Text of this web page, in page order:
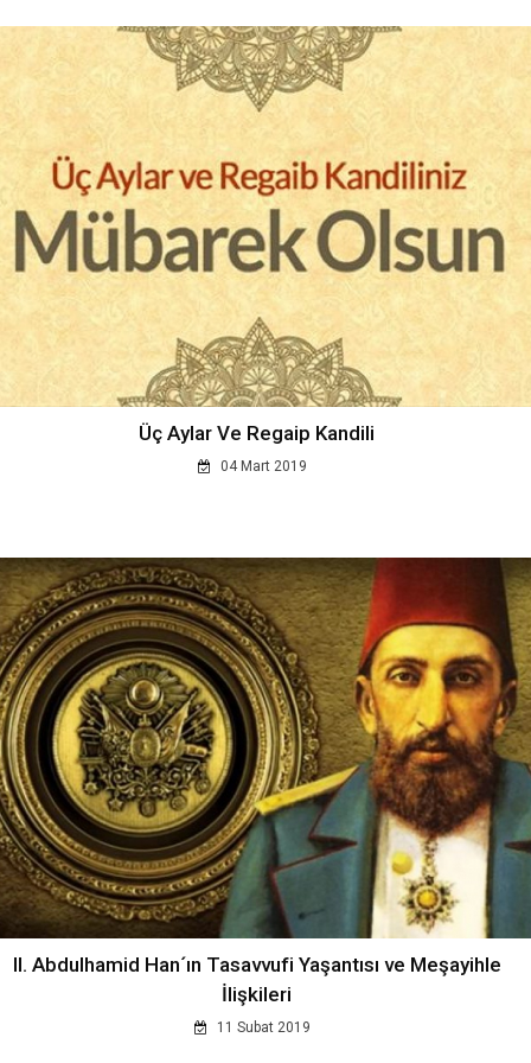
Üç Aylar Ve Regaip Kandili
04 Mart 2019
II. Abdulhamid Han´ın Tasavvufi Yaşantısı ve Meşayihle
İlişkileri
11 Subat 2019